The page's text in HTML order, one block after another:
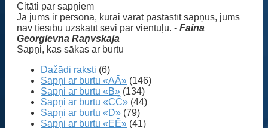
Citāti par sapņiem
Ja jums ir persona, kurai varat pastāstīt sapņus, jums
nav tiesību uzskatīt sevi par vientuļu. - Faina
Georgievna Raņvskaja
Sapņi, kas sākas ar burtu
Dažādi raksti (6)
Sapņi ar burtu «AĀ» (146)
Sapņi ar burtu «B» (134)
Sapņi ar burtu «CČ» (44)
Sapņi ar burtu «D» (79)
Sapņi ar burtu «EĒ» (41)